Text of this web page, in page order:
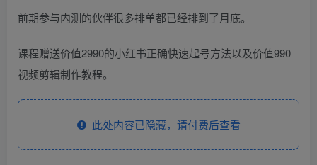
前期参与内测的伙伴很多排单都已经排到了月底。
课程赠送价值2990的小红书正确快速起号方法以及价值990
视频剪辑制作教程。
此处内容已隐藏，请付费后查看